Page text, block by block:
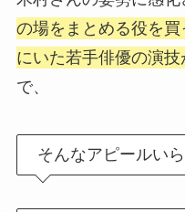
の場をまとめる役を
にいた若手俳優の演
で、
そんなアピールい